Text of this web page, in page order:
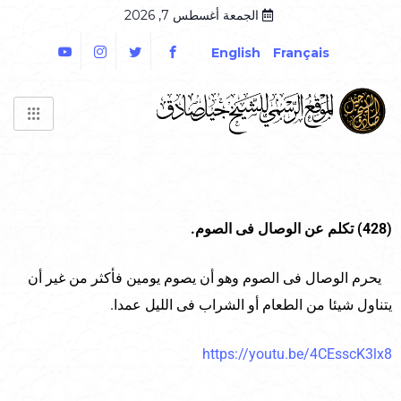
الجمعة أغسطس 7, 2026
Français
English
(428) تكلم عن الوصال فى الصوم.
يحرم الوصال فى الصوم وهو أن يصوم يومين فأكثر من غير أن
يتناول شيئا من الطعام أو الشراب فى الليل عمدا.
https://youtu.be/4CEsscK3lx8